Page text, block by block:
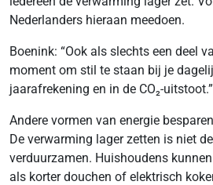
Nederlanders hieraan meedoen.
Boenink: “Ook als slechts een deel
moment om stil te staan bij je
jaarafrekening en in de CO₂-uitstoot.”
Andere vormen van energie besparen
De verwarming lager zetten is niet
verduurzamen. Huishoudens
als korter douchen of elektrisch